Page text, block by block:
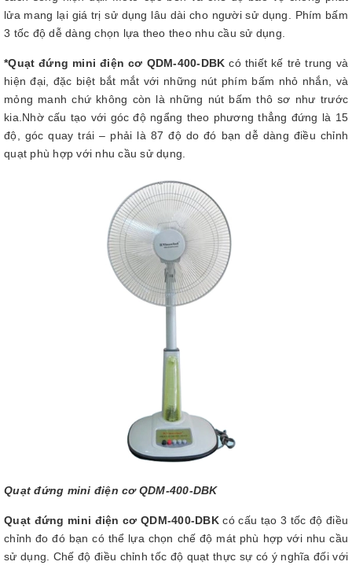
lửa mang lại giá trị sử dụng lâu dài cho người sử dụng. Phím bấm
3 tốc độ dễ dàng chọn lựa theo theo nhu cầu sử dụng.
*Quạt đứng mini điện cơ QDM-400-DBK có thiết kế trẻ trung và
hiện đại, đặc biệt bắt mắt với những nút phím bấm nhỏ nhắn, và
mỏng manh chứ không còn là những nút bấm thô sơ như trước
kia.Nhờ cấu tạo với góc độ ngẩng theo phương thẳng đứng là 15
độ, góc quay trái – phải là 87 độ do đó bạn dễ dàng điều chỉnh
quạt phù hợp với nhu cầu sử dụng.
Quạt đứng mini điện cơ QDM-400-DBK
Quạt đứng mini điện cơ QDM-400-DBKcó cấu tạo 3 tốc độ điều
chỉnh đo đó bạn có thể lựa chọn chế độ mát phù hợp với nhu cầu
sử dụng. Chế độ điều chỉnh tốc độ quạt thực sự có ý nghĩa đối với